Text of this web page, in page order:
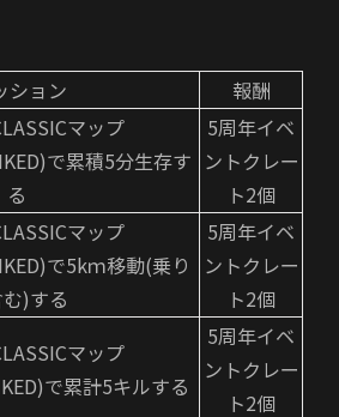
ション
報酬
マップ
で累積5分生存す
る
5周年イベ
ントクレー
ト2個
マップ
で5kｍ移動(乗り
)する
5周年イベ
ントクレー
ト2個
マップ
で累計5キルする
5周年イベ
ントクレー
ト2個